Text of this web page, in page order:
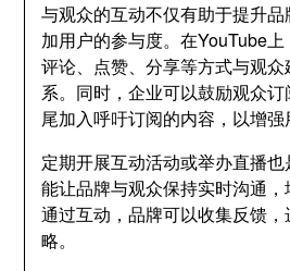
与观众的互动不仅有助于提升
加用户的参与度。在YouTube
评论、点赞、分享等方式与观
系。同时，企业可以鼓励观众
尾加入呼吁订阅的内容，以增强
定期开展互动活动或举办直播也
能让品牌与观众保持实时沟通，
通过互动，品牌可以收集反馈
略。